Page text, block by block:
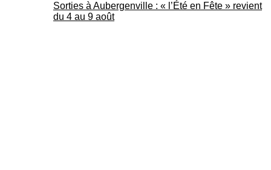
Sorties à Aubergenville : « l’Été en Fête » revient
du 4 au 9 août